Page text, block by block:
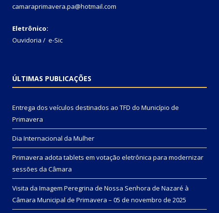
camaraprimavera.pa@hotmail.com
Eletrônico:
Ouvidoria / e-Sic
ÚLTIMAS PUBLICAÇÕES
Entrega dos veículos destinados ao TFD do Município de
Primavera
Dia Internacional da Mulher
Primavera adota tablets em votação eletrônica para modernizar
sessões da Câmara
Visita da Imagem Peregrina de Nossa Senhora de Nazaré à
Câmara Municipal de Primavera – 05 de novembro de 2025